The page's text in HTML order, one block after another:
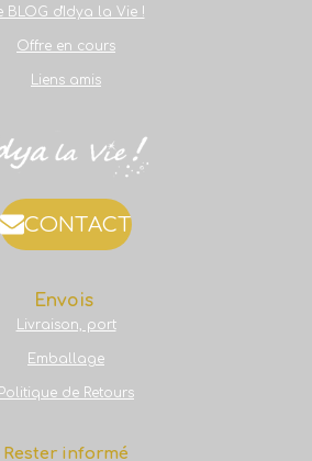
BLOG d'Idya la Vie !
Offre en cours
Liens amis
CONTACT
Envois
Livraison, port
Emballage
Politique de Retours
Rester informé